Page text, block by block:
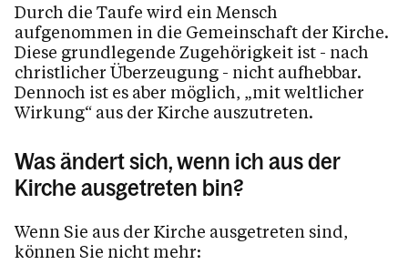
Durch die Taufe wird ein Mensch
aufgenommen in die Gemeinschaft der Kirche.
Diese grundlegende Zugehörigkeit ist - nach
christlicher Überzeugung - nicht aufhebbar.
Dennoch ist es aber möglich, „mit weltlicher
Wirkung“ aus der Kirche auszutreten.
Was ändert sich, wenn ich aus der
Kirche ausgetreten bin?
Wenn Sie aus der Kirche ausgetreten sind,
können Sie nicht mehr: